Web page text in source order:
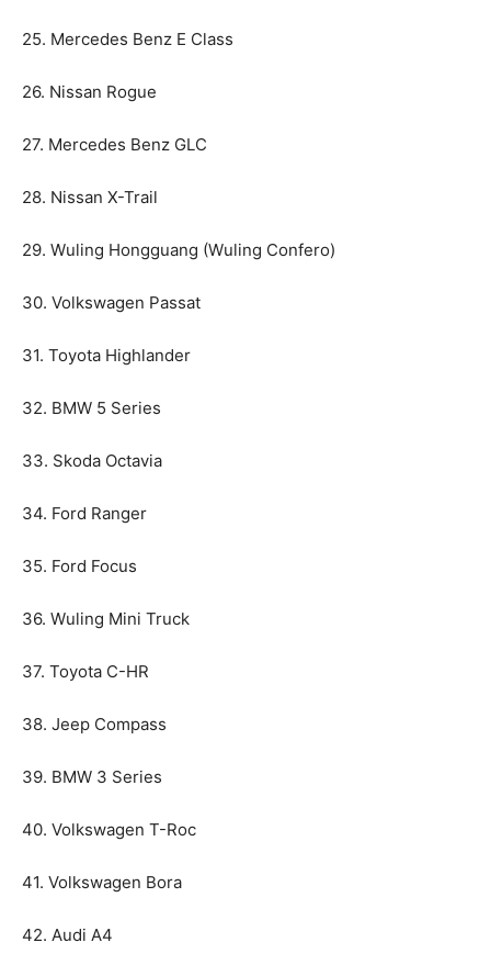
25. Mercedes Benz E Class
26. Nissan Rogue
27. Mercedes Benz GLC
28. Nissan X-Trail
29. Wuling Hongguang (Wuling Confero)
30. Volkswagen Passat
31. Toyota Highlander
32. BMW 5 Series
33. Skoda Octavia
34. Ford Ranger
35. Ford Focus
36. Wuling Mini Truck
37. Toyota C-HR
38. Jeep Compass
39. BMW 3 Series
40. Volkswagen T-Roc
41. Volkswagen Bora
42. Audi A4